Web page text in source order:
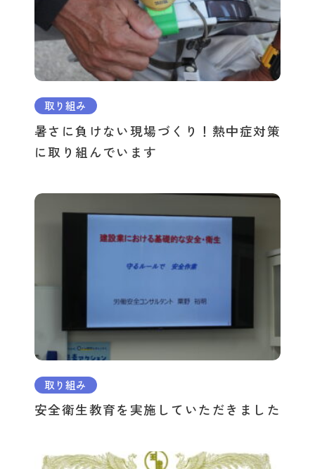
取り組み
暑さに負けない現場づくり！熱中症対策
に取り組んでいます
取り組み
安全衛生教育を実施していただきました